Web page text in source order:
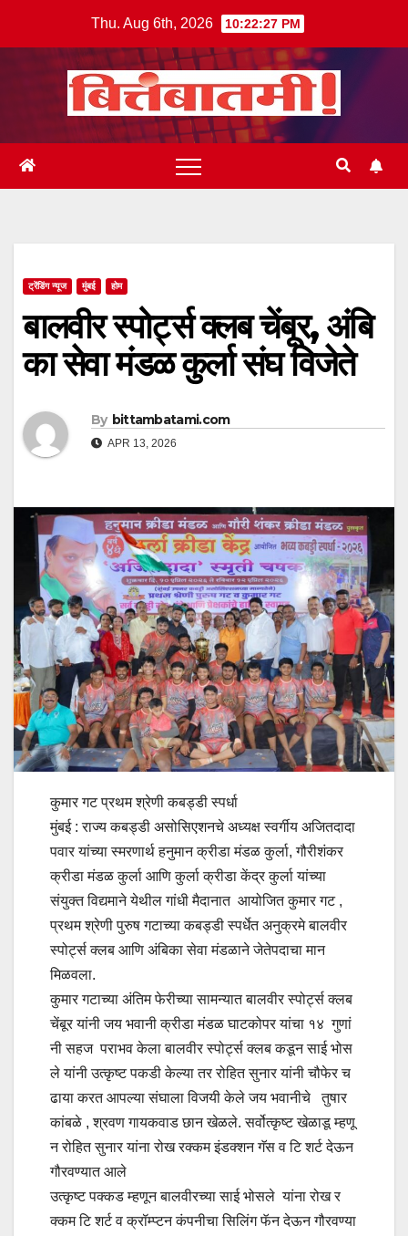
Thu. Aug 6th, 2026 10:22:27 PM
ट्रेंडिंग न्यूज मुंबई होम
बालवीर स्पोर्ट्स क्लब चेंबूर, अंबि
का सेवा मंडळ कुर्ला संघ विजेते
By bittambatami.com
APR 13, 2026
कुमार गट प्रथम श्रेणी कबड्डी स्पर्धा
मुंबई : राज्य कबड्डी असोसिएशनचे अध्यक्ष स्वर्गीय अजितदादा
पवार यांच्या स्मरणार्थ हनुमान क्रीडा मंडळ कुर्ला, गौरीशंकर
क्रीडा मंडळ कुर्ला आणि कुर्ला क्रीडा केंद्र कुर्ला यांच्या
संयुक्त विद्यमाने येथील गांधी मैदानात आयोजित कुमार गट ,
प्रथम श्रेणी पुरुष गटाच्या कबड्डी स्पर्धेत अनुक्रमे बालवीर
स्पोर्ट्स क्लब आणि अंबिका सेवा मंडळाने जेतेपदाचा मान
मिळवला.
कुमार गटाच्या अंतिम फेरीच्या सामन्यात बालवीर स्पोर्ट्स क्लब
चेंबूर यांनी जय भवानी क्रीडा मंडळ घाटकोपर यांचा‌ १४ गुणां
नी सहज‌ पराभव केला बालवीर स्पोर्ट्स क्लब कडून साई भोस
ले यांनी उत्कृष्ट पकडी केल्या तर रोहित सुनार यांनी चौफेर च
ढाया करत आपल्या संघाला विजयी केले जय भवानीचे तुषार
कांबळे , श्रवण गायकवाड छान खेळले. सर्वोत्कृष्ट खेळाडू म्हणू
न रोहित सुनार यांना रोख रक्कम इंडक्शन गॅस व टि शर्ट देऊन
गौरवण्यात आले
उत्कृष्ट पक्कड म्हणून बालवीरच्या साई भोसले यांना रोख र
क्कम टि शर्ट व क्रॉम्प्टन कंपनीचा सिलिंग फॅन देऊन गौरवण्या